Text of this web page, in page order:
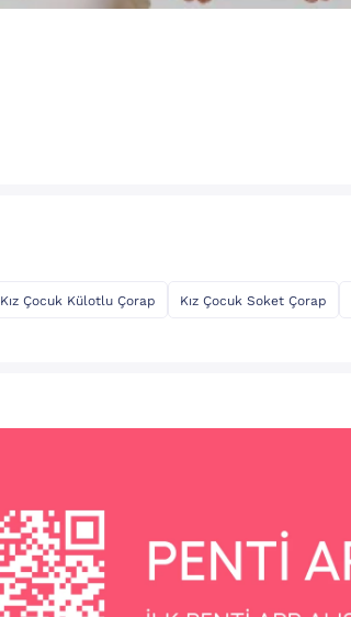
Kız Çocuk Külotlu Çorap Kız Çocuk Soket Çorap